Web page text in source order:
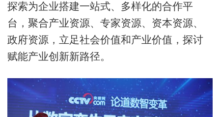
探索为企业搭建一站式、多样化的合作平
台，聚合产业资源、专家资源、资本资源、
政府资源，立足社会价值和产业价值，探讨
赋能产业创新新路径。